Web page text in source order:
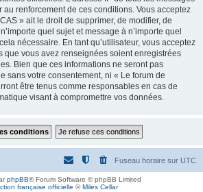
au renforcement de ces conditions. Vous acceptez
» ait le droit de supprimer, de modifier, de
quel sujet et message à n’importe quel
nécessaire. En tant qu’utilisateur, vous acceptez
que vous avez renseignées soient enregistrées
Bien que ces informations ne seront pas
sans votre consentement, ni « Le forum de
être tenus comme responsables en cas de
visant à compromettre vos données.
Fuseau horaire sur UTC
phpBB® Forum Software © phpBB Limited
française officielle ©Miles Cellar